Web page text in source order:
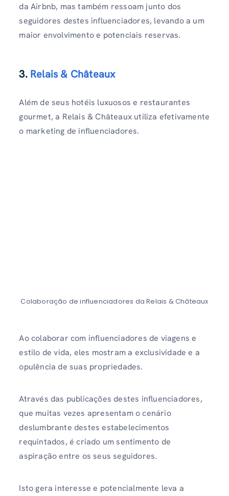
da Airbnb, mas também ressoam junto dos
seguidores destes influenciadores, levando a um
maior envolvimento e potenciais reservas.
3. Relais & Châteaux
Além de seus hotéis luxuosos e restaurantes
gourmet, a Relais & Châteaux utiliza efetivamente
o marketing de influenciadores.
Colaboração de influenciadores da Relais & Châteaux
Ao colaborar com influenciadores de viagens e
estilo de vida, eles mostram a exclusividade e a
opulência de suas propriedades.
Através das publicações destes influenciadores,
que muitas vezes apresentam o cenário
deslumbrante destes estabelecimentos
requintados, é criado um sentimento de
aspiração entre os seus seguidores.
Isto gera interesse e potencialmente leva a